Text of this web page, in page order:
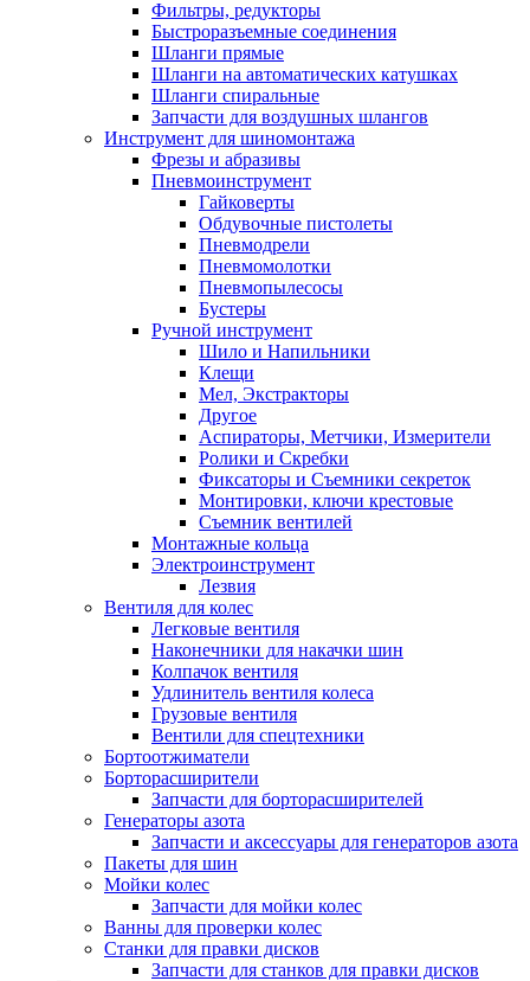
Фильтры, редукторы
Быстроразъемные соединения
Шланги прямые
Шланги на автоматических катушках
Шланги спиральные
Запчасти для воздушных шлангов
Инструмент для шиномонтажа
Фрезы и абразивы
Пневмоинструмент
Гайковерты
Обдувочные пистолеты
Пневмодрели
Пневмомолотки
Пневмопылесосы
Бустеры
Ручной инструмент
Шило и Напильники
Клещи
Мел, Экстракторы
Другое
Аспираторы, Метчики, Измерители
Ролики и Скребки
Фиксаторы и Съемники секреток
Монтировки, ключи крестовые
Съемник вентилей
Монтажные кольца
Электроинструмент
Лезвия
Вентиля для колес
Легковые вентиля
Наконечники для накачки шин
Колпачок вентиля
Удлинитель вентиля колеса
Грузовые вентиля
Вентили для спецтехники
Бортоотжиматели
Борторасширители
Запчасти для борторасширителей
Генераторы азота
Запчасти и аксессуары для генераторов азота
Пакеты для шин
Мойки колес
Запчасти для мойки колес
Ванны для проверки колес
Станки для правки дисков
Запчасти для станков для правки дисков